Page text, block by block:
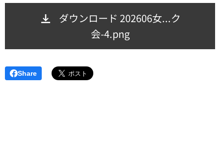
ダウンロード 202606女...ク
会-4.png
Share